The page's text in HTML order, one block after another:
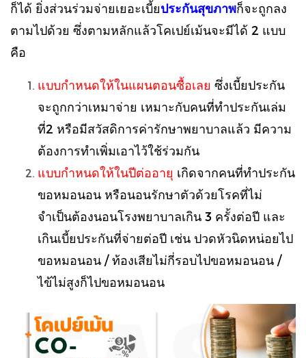
ก็ได้ ยิ่งส่วนร่วมจ่ายเยอะเบี้ยประกันสุขภาพก็จะถูกลง
ตามไปด้วย ซึ่งตามหลักแล้วโคเปย์เม้นจะมีได้ 2 แบบ
คือ
แบบกำหนดให้ในแผนตอนซื้อเลย ซึ่งเบี้ยประกัน
จะถูกกว่าเหมาจ่าย เหมาะกับคนที่ทำประกันเล่ม
ที่2 หรือมีสวัสดิการค่ารักษาพยาบาลแล้ว มีความ
ต้องการทำเพิ่มเอาไว้ใช้ร่วมกัน
แบบกำหนดให้ในปีต่ออายุ เกิดจากคนที่ทำประกัน
ขอหมอนอน หรือนอนรักษาตัวด้วยโรคที่ไม่
จำเป็นต้องนอนโรงพยาบาลเกิน 3 ครั้งต่อปี และ
เกินเบี้ยประกันที่จ่ายต่อปี เช่น ปวดหัวนิดหน่อยไป
ขอหมอนอน / ท้องเสียไม่กี่รอบไปขอหมอนอน /
ไข้ไม่สูงก็ไปขอหมอนอน